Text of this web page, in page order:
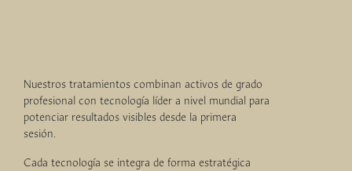
Nuestros tratamientos combinan activos de grado
profesional con tecnología líder a nivel mundial para
potenciar resultados visibles desde la primera
sesión.
Cada tecnología se integra de forma estratégica